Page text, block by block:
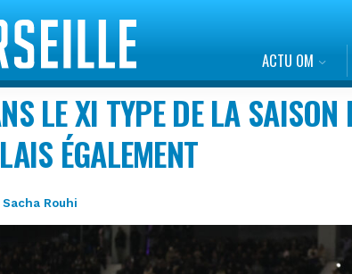
ACTU OM
LE XI TYPE DE LA
ÉGALEMENT
Sacha Rouhi